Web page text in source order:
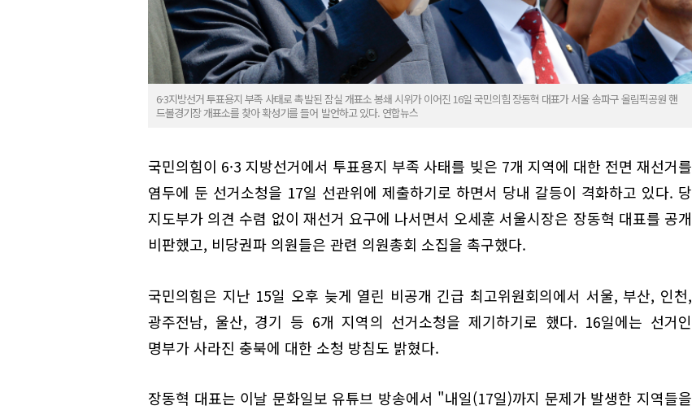
6·3지방선거 투표용지 부족 사태로 촉발된 잠실 개표소 봉쇄 시위가 이어진 16일 국민의힘 장동혁 대표가 서울 송파구 올림픽공원 핸
드볼경기장 개표소를 찾아 확성기를 들어 발언하고 있다. 연합뉴스
국민의힘이 6·3 지방선거에서 투표용지 부족 사태를 빚은 7개 지역에 대한 전면 재선거를
염두에 둔 선거소청을 17일 선관위에 제출하기로 하면서 당내 갈등이 격화하고 있다. 당
지도부가 의견 수렴 없이 재선거 요구에 나서면서 오세훈 서울시장은 장동혁 대표를 공개
비판했고, 비당권파 의원들은 관련 의원총회 소집을 촉구했다.
국민의힘은 지난 15일 오후 늦게 열린 비공개 긴급 최고위원회의에서 서울, 부산, 인천,
광주전남, 울산, 경기 등 6개 지역의 선거소청을 제기하기로 했다. 16일에는 선거인
명부가 사라진 충북에 대한 소청 방침도 밝혔다.
장동혁 대표는 이날 문화일보 유튜브 방송에서 "내일(17일)까지 문제가 발생한 지역들을